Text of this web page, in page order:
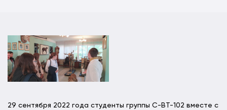
29 сентября 2022 года студенты группы С-ВТ-102 вместе с